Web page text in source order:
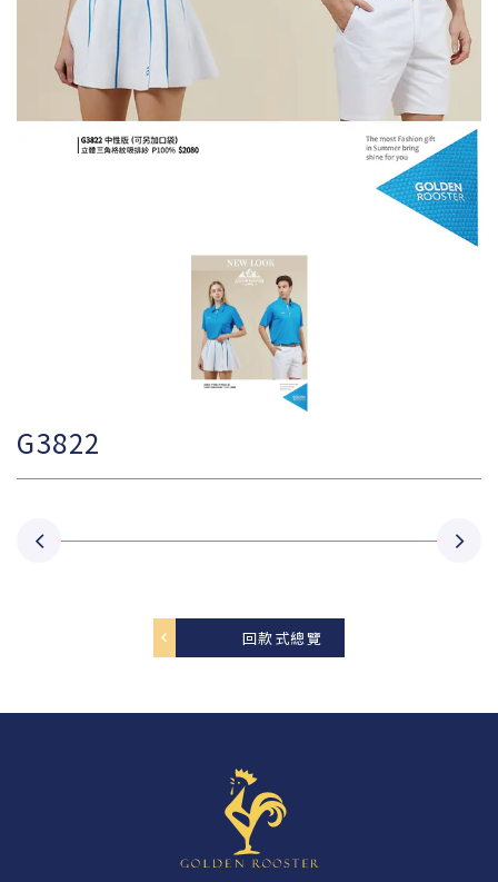
G3822
回款式總覽